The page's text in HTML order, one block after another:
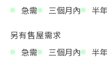
急需
三個月內 半
另有售屋需求
急需
三個月內 半